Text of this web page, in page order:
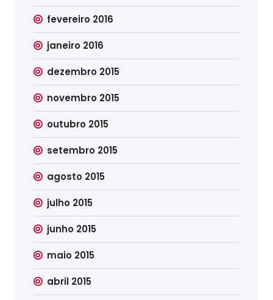
fevereiro 2016
janeiro 2016
dezembro 2015
novembro 2015
outubro 2015
setembro 2015
agosto 2015
julho 2015
junho 2015
maio 2015
abril 2015